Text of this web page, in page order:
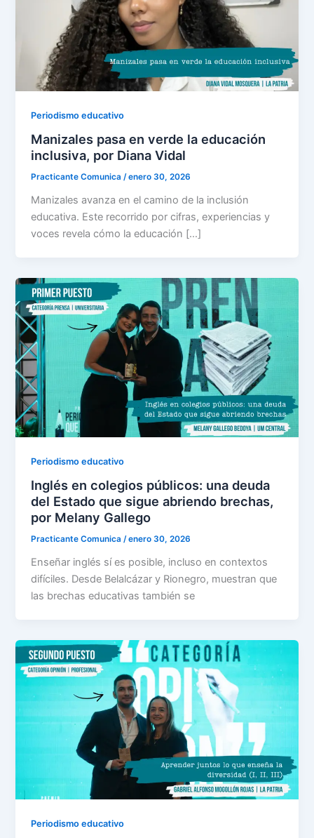
Periodismo educativo
Manizales pasa en verde la educación
inclusiva, por Diana Vidal
Practicante Comunica/enero 30, 2026
Manizales avanza en el camino de la inclusión
educativa. Este recorrido por cifras, experiencias y
voces revela cómo la educación […]
Periodismo educativo
Inglés en colegios públicos: una deuda
del Estado que sigue abriendo brechas,
por Melany Gallego
Practicante Comunica/enero 30, 2026
Enseñar inglés sí es posible, incluso en contextos
difíciles. Desde Belalcázar y Rionegro, muestran que
las brechas educativas también se
Periodismo educativo